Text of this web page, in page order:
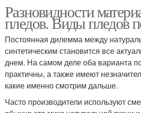
Разновидности
пледов. Виды пледов
Постоянная дилемма между
синтетическим становится все
днем. На самом деле оба варианта
практичны, а также имеют
какие именно смотрим дальше.
Часто производители используют